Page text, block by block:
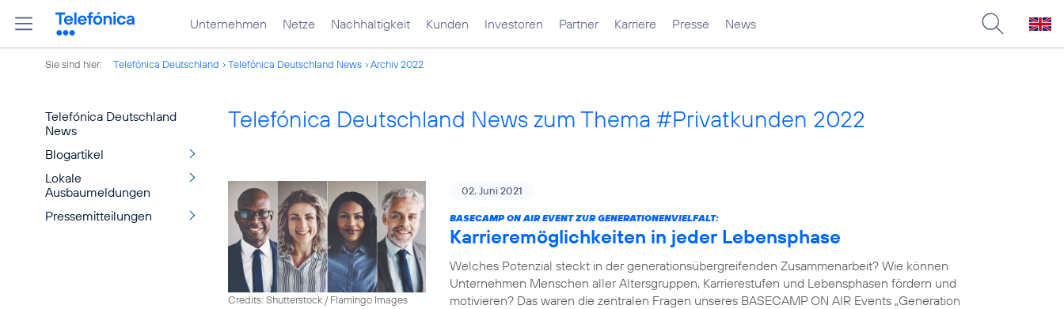
Unternehmen Netze Nachhaltigkeit Kunden Investoren Partner Karriere Presse News
Sie sind hier: Telefónica Deutschland Telefónica Deutschland News Archiv 2022
Telefónica Deutschland
News
Blogartikel
Lokale
Ausbaumeldungen
Pressemitteilungen
Telefónica Deutschland News zum Thema #Privatkunden 2022
Credits: Shutterstock / Flamingo Images
02. Juni 2021
BASECAMP ON AIR EVENT ZUR GENERATIONENVIELFALT:
Karrieremöglichkeiten in jeder Lebensphase
Welches Potenzial steckt in der generationsübergreifenden Zusammenarbeit? Wie können
Unternehmen Menschen aller Altersgruppen, Karrierestufen und Lebensphasen fördern und
motivieren? Das waren die zentralen Fragen unseres BASECAMP ON AIR Events „Generation